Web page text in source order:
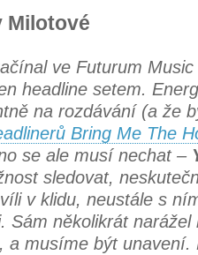
Milotové
ve Futurum
headline setem.
na rozdávání (a že
Bring Me The
se ale musí nechat –
sledovat,
v klidu, neustále s
Sám několikrát
a musíme být unavení.